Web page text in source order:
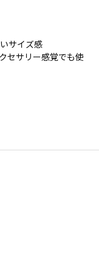
サイズ感
セサリー感覚でも使